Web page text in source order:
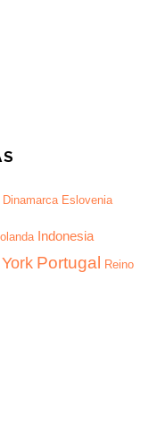
Dinamarca Eslovenia
Indonesia
Portugal
Reino